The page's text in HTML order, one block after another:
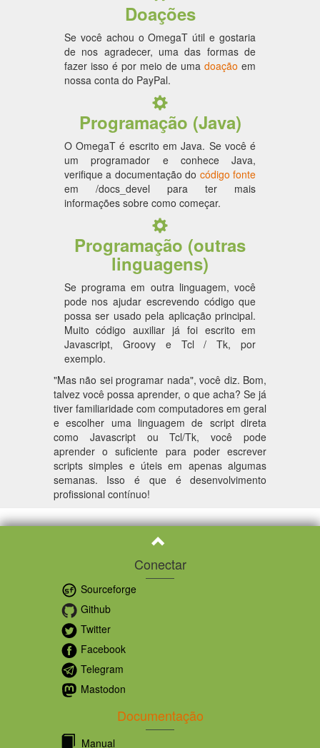
Doações
Se você achou o OmegaT útil e gostaria
de nos agradecer, uma das formas de
fazer isso é por meio de umadoação em
nossa conta do PayPal.
Programação (Java)
O OmegaT é escrito em Java. Se você é
um programador e conhece Java,
verifique a documentação do código fonte
em /docs_devel para ter mais
informações sobre como começar.
Programação (outras
linguagens)
Se programa em outra linguagem, você
pode nos ajudar escrevendo código que
possa ser usado pela aplicação principal.
Muito código auxiliar já foi escrito em
Javascript, Groovy e Tcl / Tk, por
exemplo.
"Mas não sei programar nada", você diz. Bom,
talvez você possa aprender, o que acha? Se já
tiver familiaridade com computadores em geral
e escolher uma linguagem de script direta
como Javascript ou Tcl/Tk, você pode
aprender o suficiente para poder escrever
scripts simples e úteis em apenas algumas
semanas. Isso é que é desenvolvimento
profissional contínuo!
Conectar
Sourceforge
Github
Twitter
Facebook
Telegram
Mastodon
Documentação
Manual